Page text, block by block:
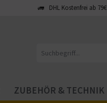
DHL Kostenfrei ab 79€
ZUBEHÖR & TECHNIK